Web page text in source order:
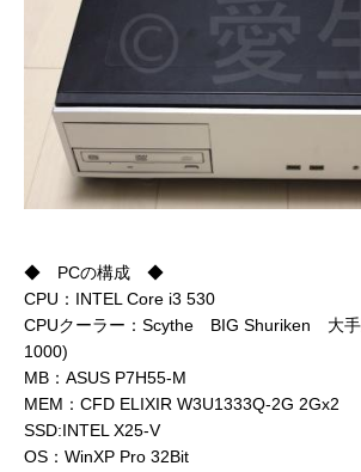
◆ PCの構成 ◆
CPU：INTEL Core i3 530
CPUクーラー：Scythe BIG Shuriken 大
1000)
MB：ASUS P7H55-M
MEM：CFD ELIXIR W3U1333Q-2G 2Gx2
SSD:INTEL X25-V
OS：WinXP Pro 32Bit